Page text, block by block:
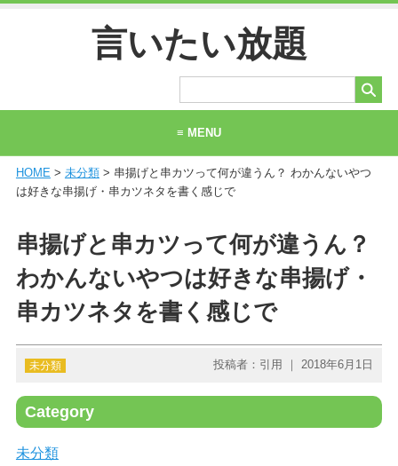
言いたい放題
≡ MENU
ホーム
お問い合わせ
HOME> 未分類> 串揚げと串カツって何が違うん？ わかんないやつ
は好きな串揚げ・串カツネタを書く感じで
串揚げと串カツって何が違うん？
わかんないやつは好きな串揚げ・
串カツネタを書く感じで
未分類 投稿者：引用 ｜ 2018年6月1日
Category
未分類